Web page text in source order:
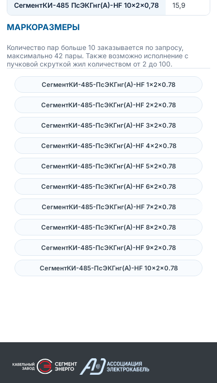
СегментКИ-485 ПсЭКГнг(А)-HF 10×2×0,78 15,9
МАРКОРАЗМЕРЫ
Количество пар больше 10 заказывается по запросу,
максимально 42 пары. Также возможно исполнение с
пучковой скруткой жил количеством от 2 до 100.
СегментКИ-485-ПсЭКГнг(А)-HF 1×2×0.78
СегментКИ-485-ПсЭКГнг(А)-HF 2×2×0.78
СегментКИ-485-ПсЭКГнг(А)-HF 3×2×0.78
СегментКИ-485-ПсЭКГнг(А)-HF 4×2×0.78
СегментКИ-485-ПсЭКГнг(А)-HF 5×2×0.78
СегментКИ-485-ПсЭКГнг(А)-HF 6×2×0.78
СегментКИ-485-ПсЭКГнг(А)-HF 7×2×0.78
СегментКИ-485-ПсЭКГнг(А)-HF 8×2×0.78
СегментКИ-485-ПсЭКГнг(А)-HF 9×2×0.78
СегментКИ-485-ПсЭКГнг(А)-HF 10×2×0.78